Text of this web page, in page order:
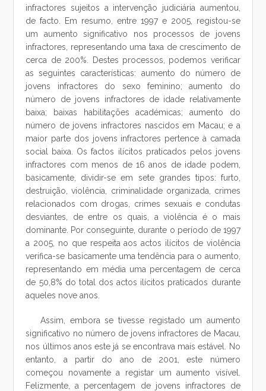
infractores sujeitos a intervenção judiciária aumentou,
de facto. Em resumo, entre 1997 e 2005, registou-se
um aumento significativo nos processos de jovens
infractores, representando uma taxa de crescimento de
cerca de 200%. Destes processos, podemos verificar
as seguintes características: aumento do número de
jovens infractores do sexo feminino; aumento do
número de jovens infractores de idade relativamente
baixa; baixas habilitações académicas; aumento do
número de jovens infractores nascidos em Macau; e a
maior parte dos jovens infractores pertence à camada
social baixa. Os factos ilícitos praticados pelos jovens
infractores com menos de 16 anos de idade podem,
basicamente, dividir-se em sete grandes tipos: furto,
destruição, violência, criminalidade organizada, crimes
relacionados com drogas, crimes sexuais e condutas
desviantes, de entre os quais, a violência é o mais
dominante. Por conseguinte, durante o período de 1997
a 2005, no que respeita aos actos ilícitos de violência
verifica-se basicamente uma tendência para o aumento,
representando em média uma percentagem de cerca
de 50,8% do total dos actos ilícitos praticados durante
aqueles nove anos.
Assim, embora se tivesse registado um aumento
significativo no número de jovens infractores de Macau,
nos últimos anos este já se encontrava mais estável. No
entanto, a partir do ano de 2001, este número
começou novamente a registar um aumento visível.
Felizmente, a percentagem de jovens infractores de